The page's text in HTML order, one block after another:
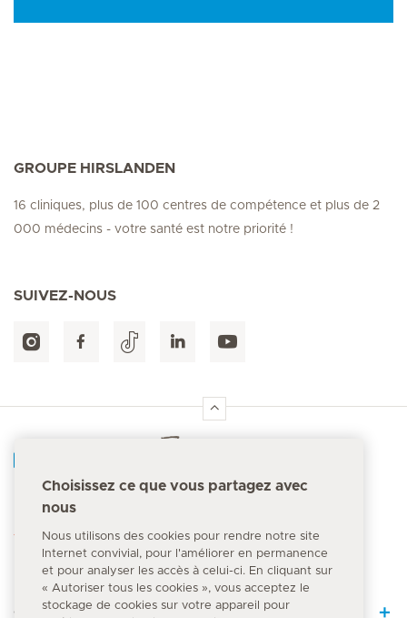
GROUPE HIRSLANDEN
16 cliniques, plus de 100 centres de compétence et plus de 2
000 médecins - votre santé est notre priorité !
SUIVEZ-NOUS
Numéro d'urgence
144
Quick Links
Choisissez ce que vous partagez avec
nous
Nous utilisons des cookies pour rendre notre site
Internet convivial, pour l'améliorer en permanence
et pour analyser les accès à celui-ci. En cliquant sur
« Autoriser tous les cookies », vous acceptez le
stockage de cookies sur votre appareil pour